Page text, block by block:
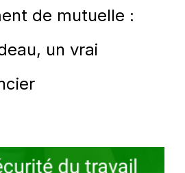
de mutuelle :
un vrai